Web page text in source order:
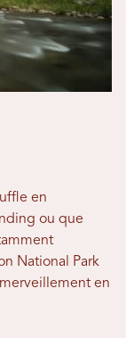
en
ou que
National Park
en